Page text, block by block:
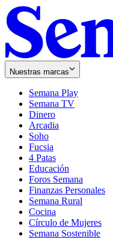
Nuestras marcas
Semana Play
Semana TV
Dinero
Arcadia
Soho
in
new
window
Fucsia
in
new
window
4 Patas
Educación
Foros Semana
Finanzas Personales
Semana Rural
Cocina
Círculo de Mujeres
Semana Sostenible